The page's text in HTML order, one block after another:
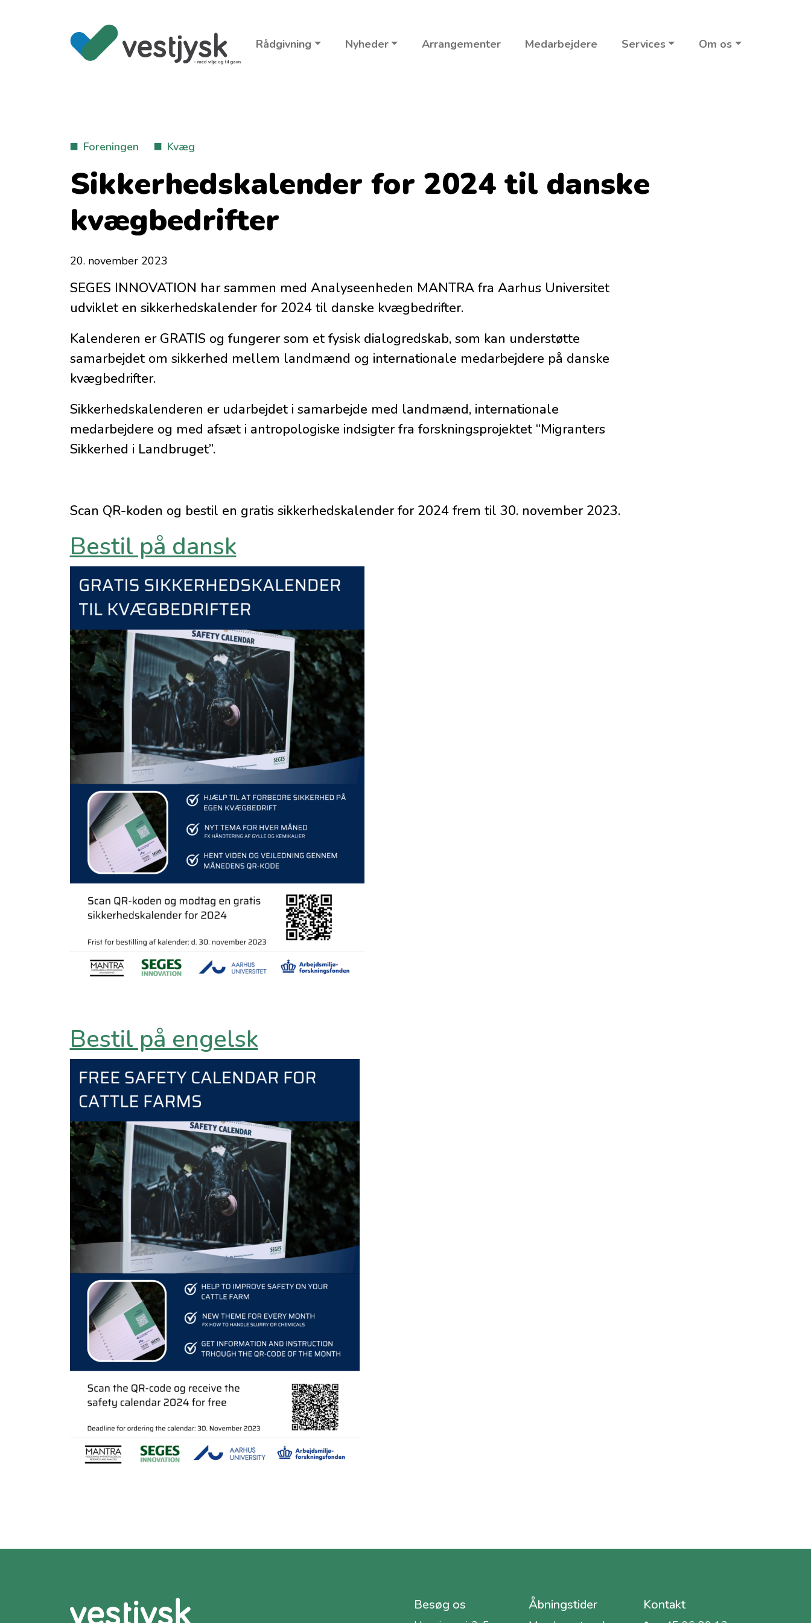
Rådgivning Nyheder Arrangementer Medarbejdere Services Om os
Foreningen Kvæg
Sikkerhedskalender for 2024 til danske
kvægbedrifter
20. november 2023
SEGES INNOVATION har sammen med Analyseenheden MANTRA fra Aarhus Universitet
udviklet en sikkerhedskalender for 2024 til danske kvægbedrifter.
Kalenderen er GRATIS og fungerer som et fysisk dialogredskab, som kan understøtte
samarbejdet om sikkerhed mellem landmænd og internationale medarbejdere på danske
kvægbedrifter.
Sikkerhedskalenderen er udarbejdet i samarbejde med landmænd, internationale
medarbejdere og med afsæt i antropologiske indsigter fra forskningsprojektet “Migranters
Sikkerhed i Landbruget”.
Scan QR-koden og bestil en gratis sikkerhedskalender for 2024 frem til 30. november 2023.
Bestil på dansk
Bestil på engelsk
Besøg os Åbningstider Kontakt